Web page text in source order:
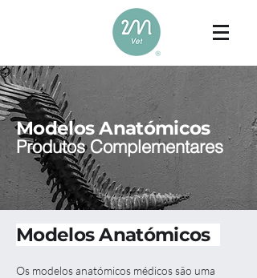
Modelos Anatómicos
Produtos Complementares
Modelos Anatómicos
Os modelos anatómicos médicos são uma